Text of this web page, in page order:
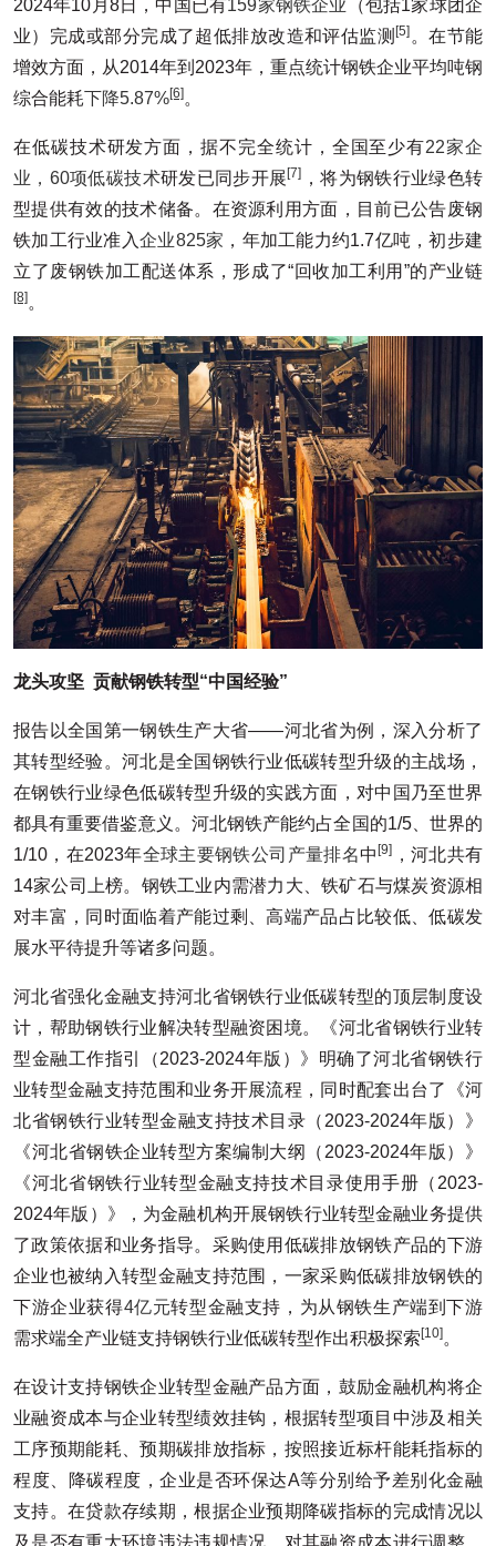
2024年10月8日，中国已有159家钢铁企业 （包括1家球团企
业）完成或部分完成了超低排放改造和评估监测[5] 。在节能
增效方面，从2014年到2023年，重点统计钢铁企业平均吨钢
综合能耗下降5.87%[6] 。
在低碳技术研发方面，据不完全统计，全国至少有22家企
业，60项低碳技术研发已同步开展[7]
，将为钢铁行业绿色转
型提供有效的技术储备。在资源利用方面，目前已公告废钢
铁加工行业准入企业825家 ，年加工能力约1.7亿吨，初步建
立了废钢铁加工配送体系，形成了“回收加工利用”的产业链
[8] 。
龙头攻坚 贡献钢铁转型“中国经验”
报告以全国第一钢铁生产大省——河北省为例，深入分析了
其转型经验。河北是全国钢铁行业低碳转型升级的主战场，
在钢铁行业绿色低碳转型升级的实践方面，对中国乃至世界
都具有重要借鉴意义。河北钢铁产能约占全国的1/5、世界的
1/10，在2023年全球主要钢铁公司产量排名中[9]
，河北共有
14家公司上榜。钢铁工业内需潜力大、铁矿石与煤炭资源相
对丰富，同时面临着产能过剩、高端产品占比较低、低碳发
展水平待提升等诸多问题。
河北省强化金融支持河北省钢铁行业低碳转型的顶层制度设
计，帮助钢铁行业解决转型融资困境。《河北省钢铁行业转
型金融工作指引（2023-2024年版）》明确了河北省钢铁行
业转型金融支持范围和业务开展流程，同时配套出台了《河
北省钢铁行业转型金融支持技术目录（2023-2024年版）》
《河北省钢铁企业转型方案编制大纲（2023-2024年版）》
《河北省钢铁行业转型金融支持技术目录使用手册（2023-
2024年版）》，为金融机构开展钢铁行业转型金融业务提供
了政策依据和业务指导。采购使用低碳排放钢铁产品的下游
企业也被纳入转型金融支持范围，一家采购低碳排放钢铁的
下游企业获得4亿元转型金融支持，为从钢铁生产端到下游
需求端全产业链支持钢铁行业低碳转型作出积极探索 [10] 。
在设计支持钢铁企业转型金融产品方面，鼓励金融机构将企
业融资成本与企业转型绩效挂钩，根据转型项目中涉及相关
工序预期能耗、预期碳排放指标，按照接近标杆能耗指标的
程度、降碳程度，企业是否环保达A等分别给予差别化金融
支持。在贷款存续期，根据企业预期降碳指标的完成情况以